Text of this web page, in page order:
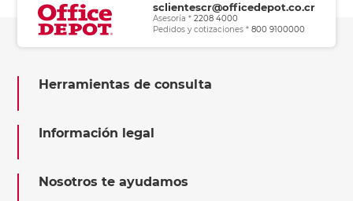
sclientescr@officedepot.co.cr
Asesoría *2208 4000
Pedidos y cotizaciones *800 9100000
Herramientas de consulta
Información legal
Nosotros te ayudamos